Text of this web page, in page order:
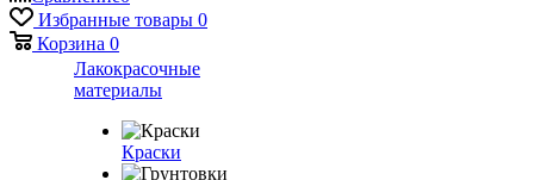
Избранные товары 0
Корзина 0
Лакокрасочные
материалы
Краски